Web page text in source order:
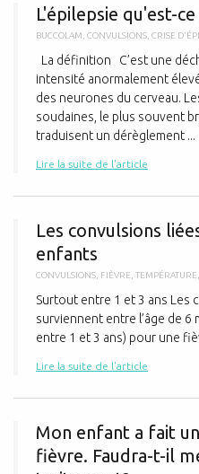
L'épilepsie qu'est-
BUCCOLAM CONVULSIONS CRISE
La définition C’est une
intensité anormalement
des neurones du cerveau.
soudaines, le plus souvent
traduisent un dérèglement ...
Lire la suite de l'article
Les convulsions
enfants
CONVULSIONS FIÈVRE TEMPÉRATURE
Surtout entre 1 et 3 ans Les
surviennent entre l’âge de 6
entre 1 et 3 ans) pour une
Lire la suite de l'article
Mon enfant a fait
fièvre. Faudra-t-il